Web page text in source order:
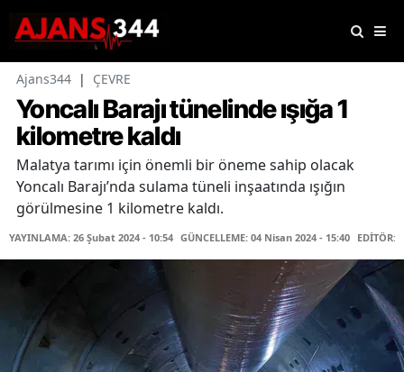
Ajans344 | ÇEVRE
Yoncalı Barajı tünelinde ışığa 1
kilometre kaldı
Malatya tarımı için önemli bir öneme sahip olacak
Yoncalı Barajı’nda sulama tüneli inşaatında ışığın
görülmesine 1 kilometre kaldı.
YAYINLAMA: 26 Şubat 2024 - 10:54 GÜNCELLEME: 04 Nisan 2024 - 15:40 EDİTÖR: